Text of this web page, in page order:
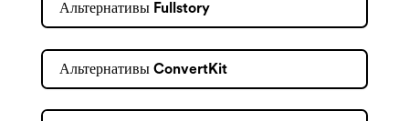
Альтернативы Fullstory
Альтернативы ConvertKit